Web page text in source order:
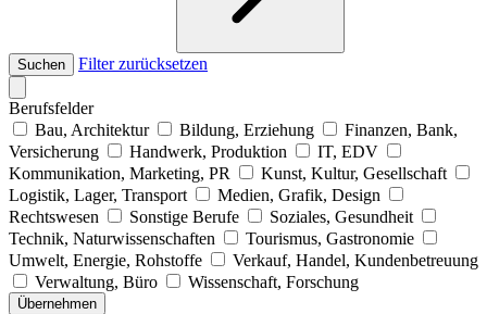
Suchen Filter zurücksetzen
Berufsfelder
Bau, Architektur
Bildung, Erziehung
Finanzen, Bank,
Versicherung
Handwerk, Produktion
IT, EDV
Kommunikation, Marketing, PR
Kunst, Kultur, Gesellschaft
Logistik, Lager, Transport
Medien, Grafik, Design
Rechtswesen
Sonstige Berufe
Soziales, Gesundheit
Technik, Naturwissenschaften
Tourismus, Gastronomie
Umwelt, Energie, Rohstoffe
Verkauf, Handel, Kundenbetreuung
Verwaltung, Büro
Wissenschaft, Forschung
Übernehmen